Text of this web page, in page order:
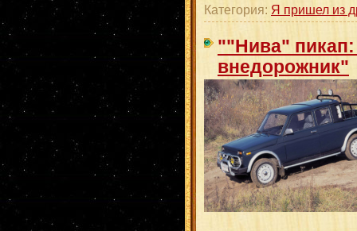
Категория: Я пришел из
""Нива"
внедорожник"